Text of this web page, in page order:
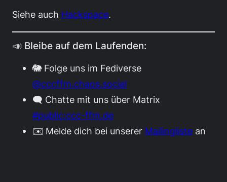
Siehe auch Hackspace.
📣 Bleibe auf dem Laufenden:
🐘 Folge uns im Fediverse
@cccffm.chaos.social
🗨️ Chatte mit uns über Matrix
#public:ccc-ffm.de
✉️ Melde dich bei unserer Mailingliste an